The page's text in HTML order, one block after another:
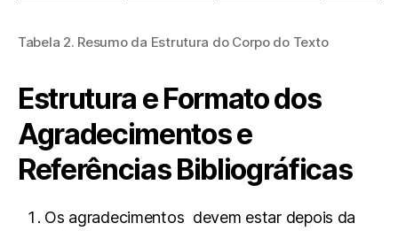
Tabela 2. Resumo da Estrutura do Corpo do Texto
Estrutura e Formato dos
Agradecimentos e
Referências Bibliográficas
Os agradecimentos devem estar depois da